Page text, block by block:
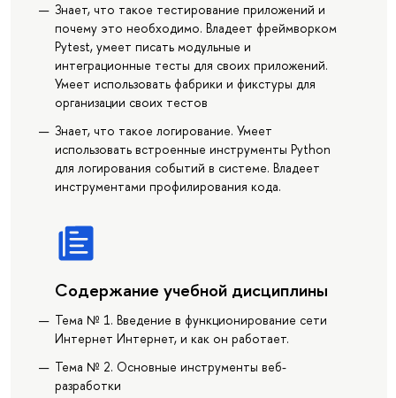
Знает, что такое тестирование приложений и
почему это необходимо. Владеет фреймворком
Pytest, умеет писать модульные и
интеграционные тесты для своих приложений.
Умеет использовать фабрики и фикстуры для
организации своих тестов
Знает, что такое логирование. Умеет
использовать встроенные инструменты Python
для логирования событий в системе. Владеет
инструментами профилирования кода.
Содержание учебной дисциплины
Тема № 1. Введение в функционирование сети
Интернет Интернет, и как он работает.
Тема № 2. Основные инструменты веб-
разработки